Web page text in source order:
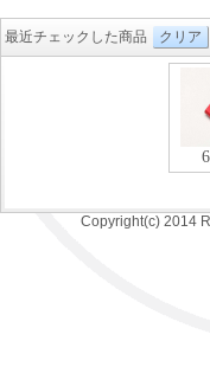
最近チェックした商品 クリア
Copyright(c) 2014